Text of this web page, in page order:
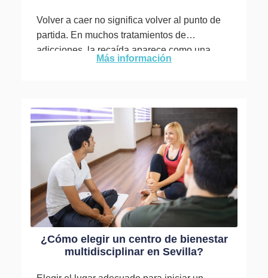
Volver a caer no significa volver al punto de
partida. En muchos tratamientos de
adicciones, la recaída aparece como una
posibilidad real. A veces...
Más información
¿Cómo elegir un centro de bienestar
multidisciplinar en Sevilla?